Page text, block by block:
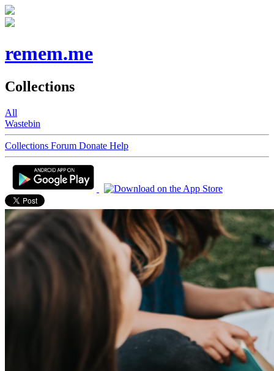
remem.me
Collections
All
Wastebin
Collections Forum Donate Help